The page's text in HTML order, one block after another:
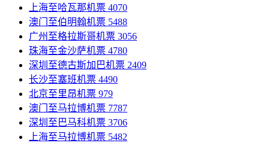
上海至哈瓦那机票 4070
澳门至伯明翰机票 5488
广州至格拉斯哥机票 3056
珠海至金沙萨机票 4780
深圳至德古斯加巴机票 2409
长沙至塞班机票 4490
北京至里昂机票 979
澳门至马拉博机票 7787
深圳至巴马科机票 3706
上海至马拉博机票 5482